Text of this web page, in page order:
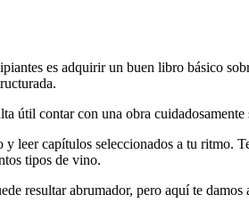
es adquirir un buen libro básico
útil contar con una obra
leer capítulos seleccionados a tu ritmo.
tipos de vino.
resultar abrumador, pero aquí te damos